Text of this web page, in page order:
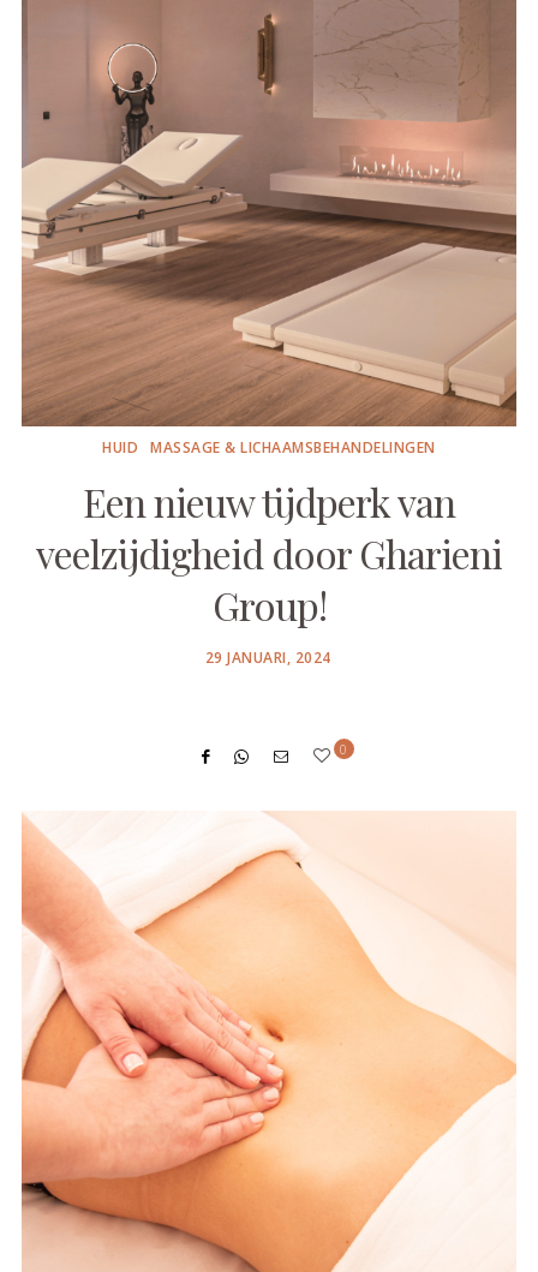
HUID MASSAGE & LICHAAMSBEHANDELINGEN
Een nieuw tijdperk van
veelzijdigheid door Gharieni
Group!
POSTED
29 JANUARI, 2024
0